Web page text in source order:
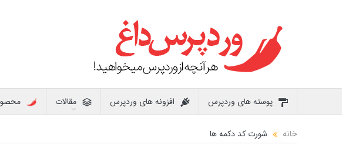
پوسته های وردپرس افزونه های وردپرس مقالات
خانه شورت کد دکمه ها